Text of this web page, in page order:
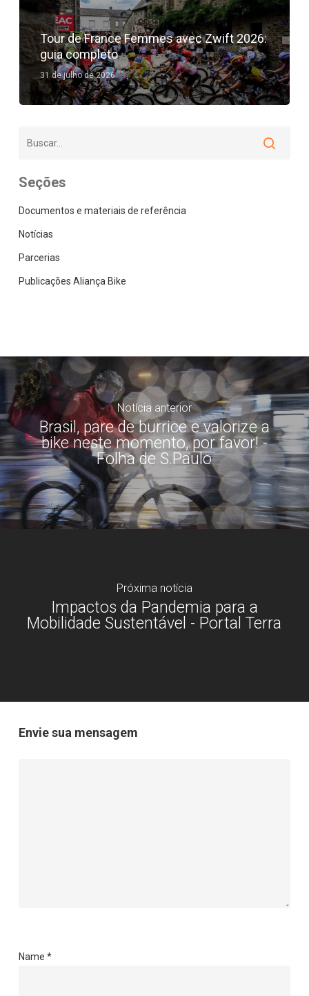
Tour de France Femmes avec Zwift 2026:
guia completo
31 de julho de 2026
Seções
Documentos e materiais de referência
Notícias
Parcerias
Publicações Aliança Bike
Notícia anterior
Brasil, pare de burrice e valorize a
bike neste momento, por favor! -
Folha de S.Paulo
Próxima notícia
Impactos da Pandemia para a
Mobilidade Sustentável - Portal Terra
Envie sua mensagem
Name *